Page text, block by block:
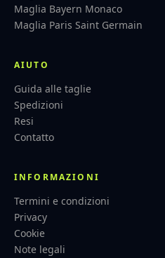
Maglia Bayern Monaco
Maglia Paris Saint Germain
AIUTO
Guida alle taglie
Spedizioni
Resi
Contatto
INFORMAZIONI
Termini e condizioni
Privacy
Cookie
Note legali